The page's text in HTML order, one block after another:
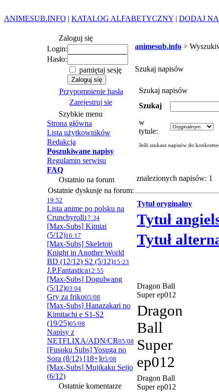
ANIMESUB.INFO | KATALOG ALFABETYCZNY | DODAJ
Zaloguj się
Login:
Hasło:
pamiętaj sesję
Przypomnienie hasła
Zarejestruj się
Szybkie menu
Strona główna
Lista użytkowników
Redakcja
Poszukiwane napisy
Regulamin serwisu
FAQ
Ostatnio na forum
Ostatnie dyskusje na forum:
19:52
Lista anime po polsku na
Crunchyroll17:34
[Max-Subs] Kimiai
(5/12)16:17
[Max-Subs] Skeleton
Knight in Another World
BD (12/12) S2 (5/12)15:23
J.P.Fantastica12:55
[Max-Subs] Dogulwang
(5/12)03:04
Gry za friko05/08
[Max-Subs] Hanazakari no
Kimitachi e S1-S2
(19/25)05/08
Napisy z
NETFLIXA/ADN/CR05/08
[Fusoku Subs] Yosuga no
Sora (8/12) [18+]05/08
[Max-Subs] Mujikaku Seijo
(6/12)
Ostatnie komentarze
animesub.info >
Szukaj napisów
Szukaj napisów
Szukaj
w
tytule:
Jeśli szukasz napisów do
znalezionych napisów: 1
Tytuł oryginalny
Tytuł
Tytuł
Dragon Ball
Super ep012
Dragon
Ball
Super
ep012
Dragon Ball
Super ep012